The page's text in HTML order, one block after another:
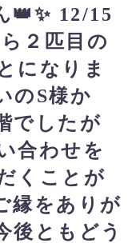
👑✨ 12/15
２匹目の
になりま
のS様か
でしたが
合わせを
くことが
縁をありが
後ともどう